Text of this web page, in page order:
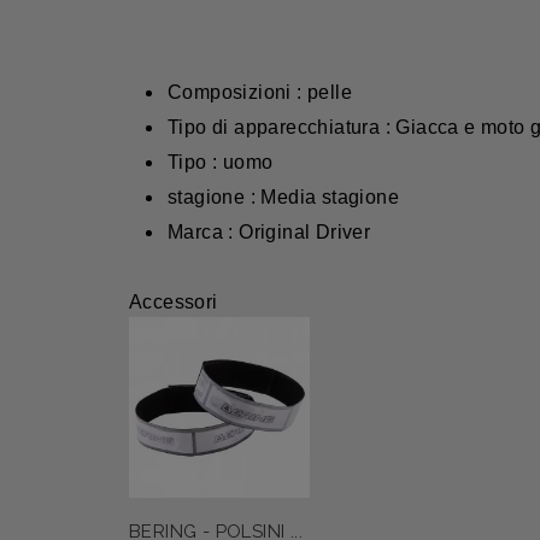
Composizioni : pelle
Tipo di apparecchiatura : Giacca e moto
Tipo : uomo
stagione : Media stagione
Marca : Original Driver
Accessori
BERING - POLSINI ...